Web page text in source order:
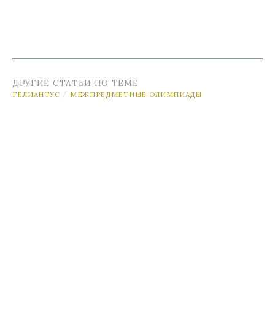
ДРУГИЕ СТАТЬИ ПО ТЕМЕ
ГЕЛИАНТУС / МЕЖПРЕДМЕТНЫЕ ОЛИМПИАДЫ